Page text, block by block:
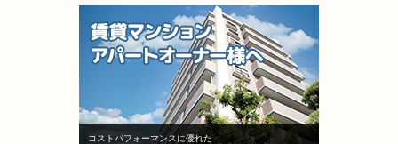
コストパフォーマンスに優れた